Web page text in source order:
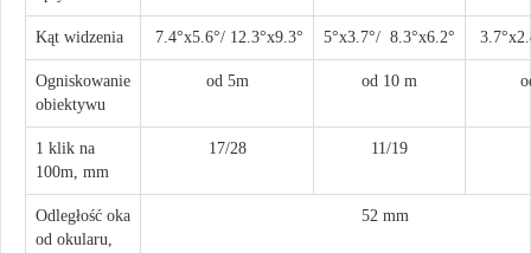
Kąt widzenia 7.4°х5.6°/ 12.3°х9.3° 5°х3.7°/ 8.3°х6.2°
Ogniskowanie
obiektywu
od 5m od 10 m
1 klik na
100m, mm
17/28 11/19
Odległość oka
od okularu,
52 mm